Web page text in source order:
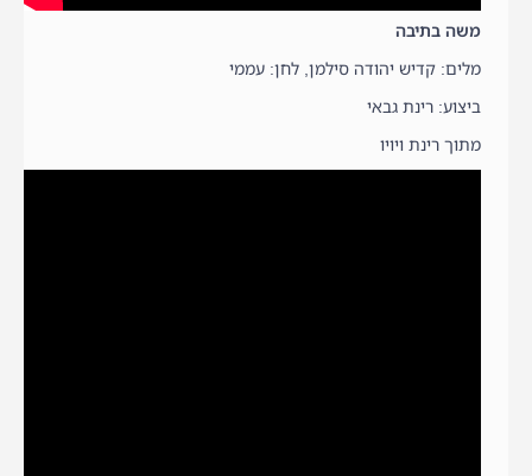
משה בתיבה
מלים: קדיש יהודה סילמן, לחן: עממי
ביצוע: רינת גבאי
מתוך רינת ויויו